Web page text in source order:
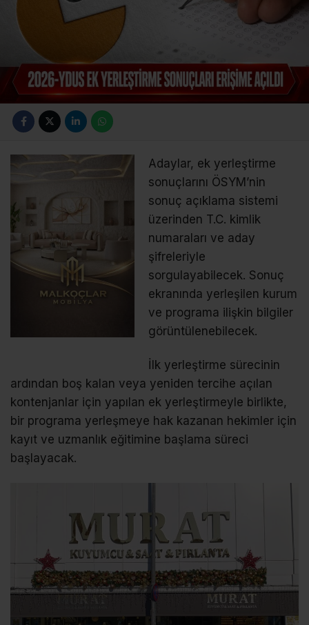
Adaylar, ek yerleştirme
sonuçlarını ÖSYM’nin
sonuç açıklama sistemi
üzerinden T.C. kimlik
numaraları ve aday
şifreleriyle
sorgulayabilecek. Sonuç
ekranında yerleşilen kurum
ve programa ilişkin bilgiler
görüntülenebilecek.
İlk yerleştirme sürecinin
ardından boş kalan veya yeniden tercihe açılan
kontenjanlar için yapılan ek yerleştirmeyle birlikte,
bir programa yerleşmeye hak kazanan hekimler için
kayıt ve uzmanlık eğitimine başlama süreci
başlayacak.